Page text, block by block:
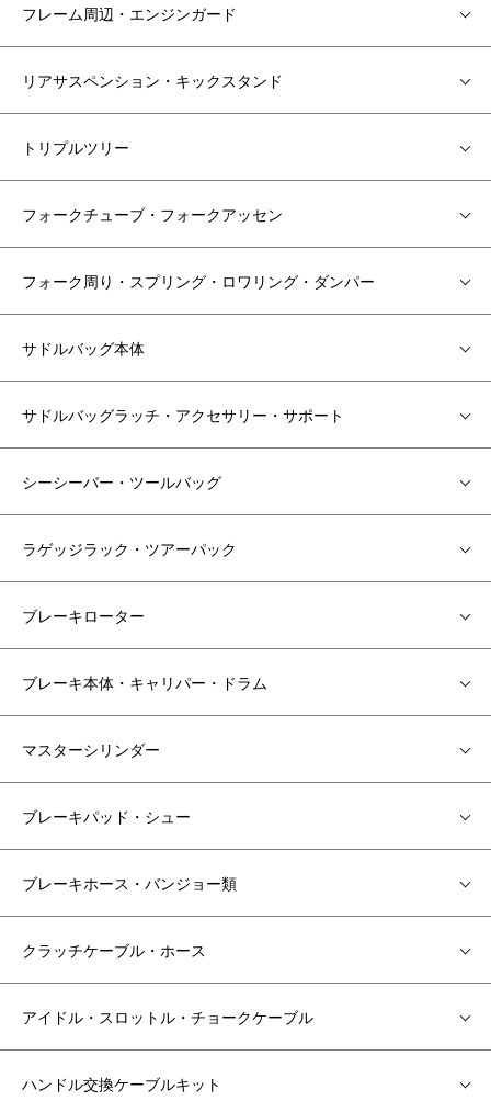
フレーム周辺・エンジンガード
リアサスペンション・キックスタンド
トリプルツリー
フォークチューブ・フォークアッセン
フォーク周り・スプリング・ロワリング・ダンパー
サドルバッグ本体
サドルバッグラッチ・アクセサリー・サポート
シーシーバー・ツールバッグ
ラゲッジラック・ツアーパック
ブレーキローター
ブレーキ本体・キャリパー・ドラム
マスターシリンダー
ブレーキパッド・シュー
ブレーキホース・バンジョー類
クラッチケーブル・ホース
アイドル・スロットル・チョークケーブル
ハンドル交換ケーブルキット